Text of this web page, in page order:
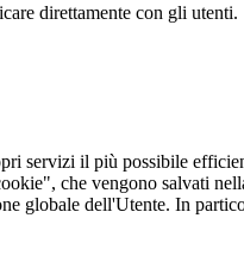
direttamente con gli utenti.
servizi il più possibile
che vengono salvati
globale dell'Utente. In